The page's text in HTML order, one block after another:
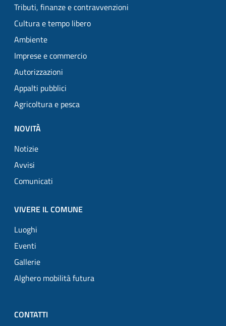
Tributi, finanze e contravvenzioni
Cultura e tempo libero
Ambiente
Imprese e commercio
Autorizzazioni
Appalti pubblici
Agricoltura e pesca
NOVITÀ
Notizie
Avvisi
Comunicati
VIVERE IL COMUNE
Luoghi
Eventi
Gallerie
Alghero mobilità futura
CONTATTI